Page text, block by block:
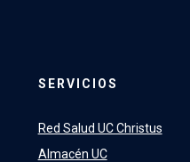
SERVICIOS
Red Salud UC Christus
Almacén UC